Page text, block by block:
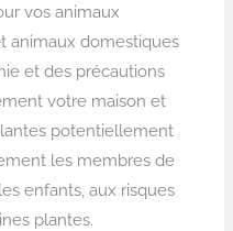
vos animaux
animaux domestiques
et des précautions
votre maison et
potentiellement
les membres de
enfants, aux risques
plantes.